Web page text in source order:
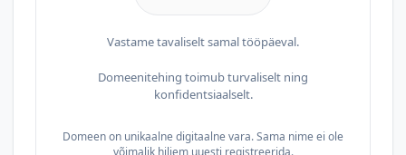
Vastame tavaliselt samal tööpäeval.
Domeenitehing toimub turvaliselt ning
konfidentsiaalselt.
Domeen on unikaalne digitaalne vara. Sama nime ei ole
võimalik hiljem uuesti registreerida.